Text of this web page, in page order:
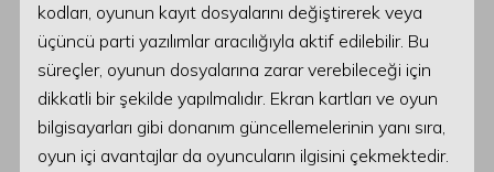
kodları, oyunun kayıt dosyalarını değiştirerek veya
üçüncü parti yazılımlar aracılığıyla aktif edilebilir. Bu
süreçler, oyunun dosyalarına zarar verebileceği için
dikkatli bir şekilde yapılmalıdır. Ekran kartları ve oyun
bilgisayarları gibi donanım güncellemelerinin yanı sıra,
oyun içi avantajlar da oyuncuların ilgisini çekmektedir.